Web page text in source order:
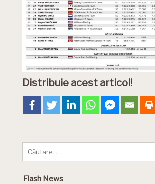
Distribuie acest articol!
Flash News